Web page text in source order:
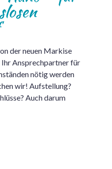
der neuen Markise
Ihr Ansprechpartner für
nötig werden
wir! Aufstellung?
Auch darum